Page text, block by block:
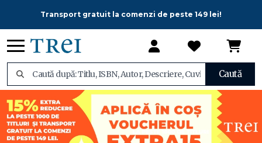
Transport gratuit la comenzi de peste 149 lei!
Caută